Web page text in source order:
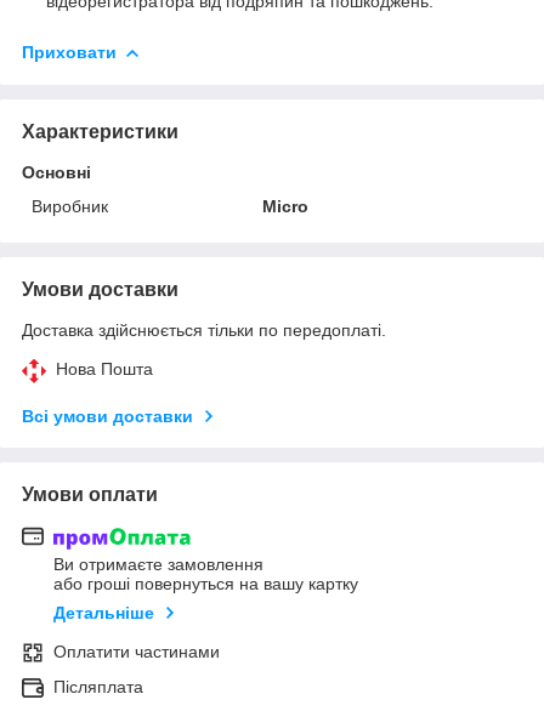
Приховати
Характеристики
Основні
Виробник
Micro
Умови доставки
Доставка здійснюється тільки по передоплаті.
Нова Пошта
Всі умови доставки
Умови оплати
Ви отримаєте замовлення
або гроші повернуться на вашу картку
Детальніше
Оплатити частинами
Післяплата